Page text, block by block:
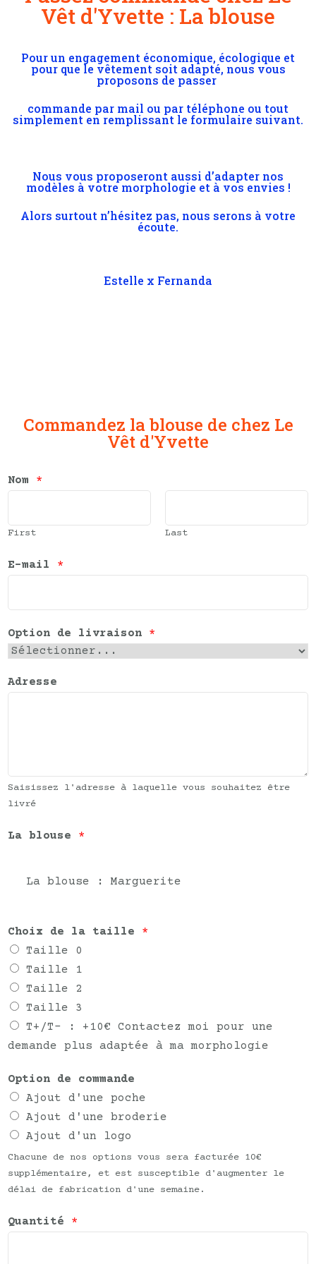
Vêt d'Yvette : La blouse
Pour un engagement économique, écologique et
pour que le vêtement soit adapté, nous vous
proposons de passer
commande par mail ou par téléphone ou tout
simplement en remplissant le formulaire suivant.
Nous vous proposeront aussi d’adapter nos
modèles à votre morphologie et à vos envies !
Alors surtout n’hésitez pas, nous serons à votre
écoute.
Estelle x Fernanda
Commandez la blouse de chez Le
Vêt d'Yvette
Nom *
First Last
E-mail *
Option de livraison *
Adresse
Saisissez l'adresse à laquelle vous souhaitez être
livré
La blouse *
La blouse : Marguerite
Choix de la taille *
Taille 0
Taille 1
Taille 2
Taille 3
T+/T- : +10€ Contactez moi pour une
demande plus adaptée à ma morphologie
Option de commande
Ajout d'une poche
Ajout d'une broderie
Ajout d'un logo
Chacune de nos options vous sera facturée 10€
supplémentaire, et est susceptible d'augmenter le
délai de fabrication d'une semaine.
Quantité *